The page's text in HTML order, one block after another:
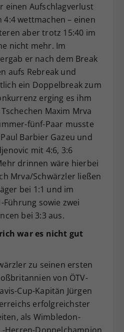
einen Aufschlagverlust
4:4 wettmachen – einen
aber trotz 15:40 im
nicht mehr. Im
er nach dem Break
aufs Rebreak und
ein Doppelbreak zum
erging es ihm
Maxim Mrva
fünf-Paar musste
Barbier Gazeu und
mit 4:6, 3:6
drinnen wäre hierbei
Mrva/Schwärzler ließen
bei 1:1 und im
Führung sowie zwei
bei 3:3 aus.
war es nicht gut
zu seinen ersten
von ÖTV-
Cup-Kapitän Jürgen
erfolgreichster
als Wimbledon-
-Herren-Doppelchampion